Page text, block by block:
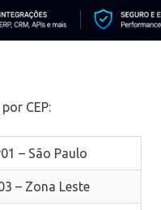
CEP:
– São Paulo
– Zona Leste